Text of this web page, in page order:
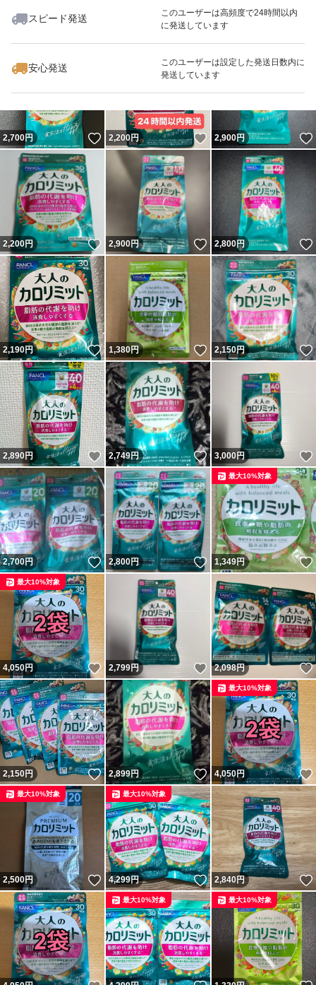
スピード発送
このユーザーは高頻度で24時間以内
に発送しています
安心発送
このユーザーは設定した発送日数内に
発送しています
いいね！
1,180
2,700円 いいね！
2,200円 いいね！
2,900円
2,200円 いいね！
2,900円 いいね！
2,800円
2,190円 いいね！
1,380円 いいね！
2,150円
2,890円 いいね！
2,749円 いいね！
3,000円
2,700円 いいね！
2,800円 いいね！
1,349円
最大10%対象
4,050円 いいね！
最大10%対象
2,799円 いいね！
2,098円
2,150円 いいね！
2,899円 いいね！
4,050円
最大10%対象
2,500円 いいね！
最大10%対象
4,299円 いいね！
最大10%対象
2,840円
最大10%対象 最大10%対象